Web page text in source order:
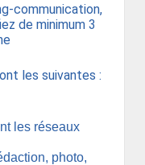
communication,
de minimum 3
les suivantes :
les réseaux
photo,